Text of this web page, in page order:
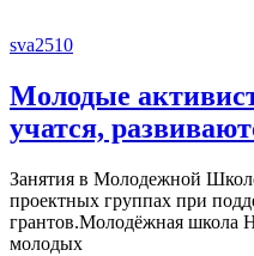
sva2510
Молодые
учатся,
Занятия в Молодежной
проектных группах при
грантов.Молодёжная школа
молодых